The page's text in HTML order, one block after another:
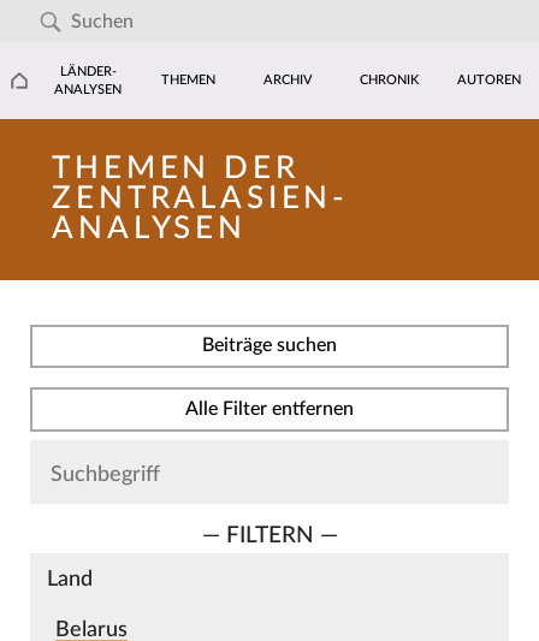
LÄNDER-
ANALYSEN
THEMEN ARCHIV CHRONIK AUTOREN
THEMEN DER
ZENTRALASIEN-
ANALYSEN
Beiträge suchen
Alle Filter entfernen
— FILTERN —
Land
Belarus